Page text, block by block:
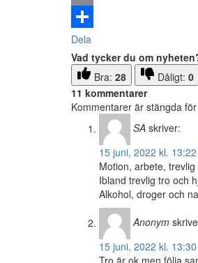
Email
Dela
Vad tycker du om
Bra: 28 Dåligt: 0
11 kommentarer
Kommentarer är stängda
SA skriver:
15 juni, 2022 kl. 13:22
Motion, arbete,
Ibland trevlig tro och
Alkohol, droger och
Anonym
15 juni, 2022 kl. 13:30